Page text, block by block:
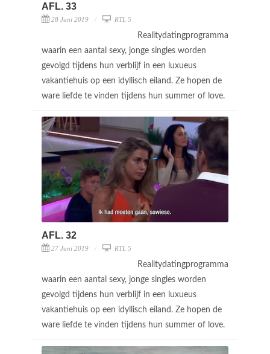
AFL. 33
28 Juni 2019 RTL 5
Realitydatingprogramma
waarin een aantal sexy, jonge singles worden
gevolgd tijdens hun verblijf in een luxueus
vakantiehuis op een idyllisch eiland. Ze hopen de
ware liefde te vinden tijdens hun summer of love.
AFL. 32
27 Juni 2019 RTL 5
Realitydatingprogramma
waarin een aantal sexy, jonge singles worden
gevolgd tijdens hun verblijf in een luxueus
vakantiehuis op een idyllisch eiland. Ze hopen de
ware liefde te vinden tijdens hun summer of love.